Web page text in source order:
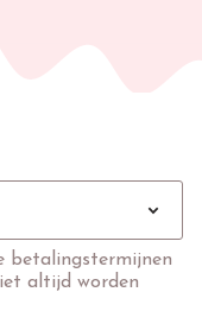
expand_more
betalingstermijnen
altijd worden